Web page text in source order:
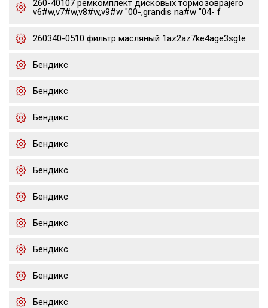
260-40107 ремкомплект дисковых тормозовpajero
v6#w,v7#w,v8#w,v9#w "00-,grandis na#w "04- f
260340-0510 фильтр масляный 1az2az7ke4age3sgte
Бендикс
Бендикс
Бендикс
Бендикс
Бендикс
Бендикс
Бендикс
Бендикс
Бендикс
Бендикс